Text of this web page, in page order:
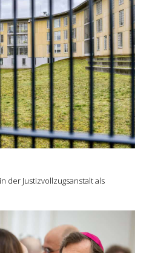
der Justizvollzugsanstalt als